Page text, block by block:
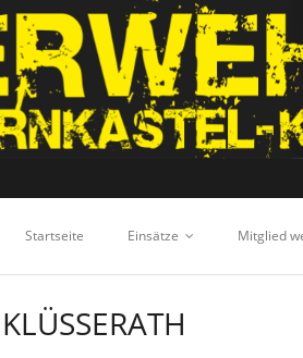
Startseite Einsätze Mitglied